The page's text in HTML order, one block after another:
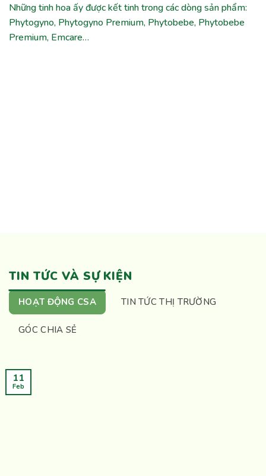
Những tinh hoa ấy được kết tinh trong các dòng sản phẩm:
Phytogyno, Phytogyno Premium, Phytobebe, Phytobebe
Premium, Emcare…
TIN TỨC VÀ SỰ KIỆN
HOẠT ĐỘNG CSA TIN TỨC THỊ TRƯỜNG
GÓC CHIA SẺ
11
Feb